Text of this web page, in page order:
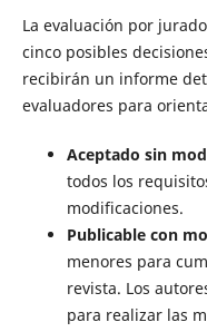
La evaluación por
cinco posibles
recibirán un informe
evaluadores para
Aceptado sin
todos los
modificaciones.
Publicable con
menores para
revista. Los
para realizar las